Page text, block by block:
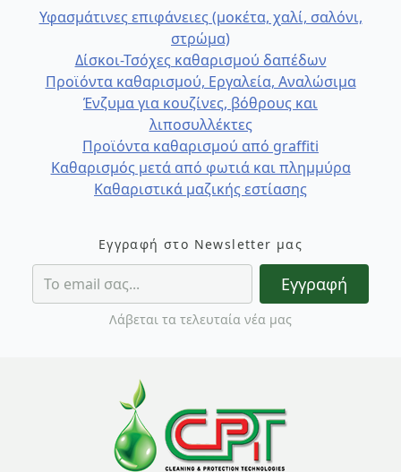
Υφασμάτινες επιφάνειες (μοκέτα, χαλί, σαλόνι,
στρώμα)
Δίσκοι-Τσόχες καθαρισμού δαπέδων
Προϊόντα καθαρισμού, Εργαλεία, Αναλώσιμα
Ένζυμα για κουζίνες, βόθρους και
λιποσυλλέκτες
Προϊόντα καθαρισμού από graffiti
Καθαρισμός μετά από φωτιά και πλημμύρα
Καθαριστικά μαζικής εστίασης
Εγγραφή στο Newsletter μας
Εγγραφή
Λάβεται τα τελευταία νέα μας